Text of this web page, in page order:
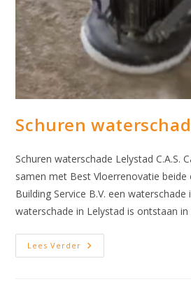
Schuren
Schuren waterschade Lelystad C.A.S.
samen met Best Vloerrenovatie
Building Service B.V. een
waterschade in Lelystad is ontstaan
Lees Verder Schuren
Waterschade